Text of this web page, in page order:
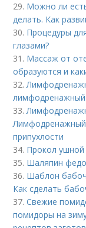
29. Можно ли
делать. Как
30. Процедуры
глазами?
31. Массаж от
образуются и
32.
лимфодренажный
33.
Лимфодренажный
припухлости
34. Прокол ушной
35. Шаляпин
36. Шаблон
Как сделать
37.Свежие
помидоры на